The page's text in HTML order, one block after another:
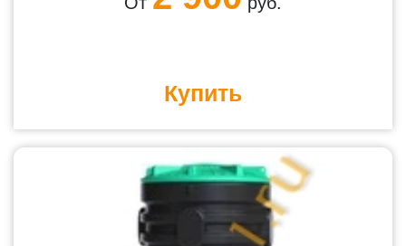
Купить